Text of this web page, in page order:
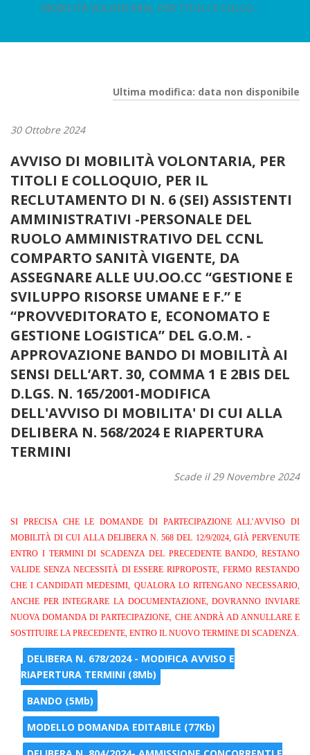
MOBILITÀ VOLONTARIA, PER TITOLI E COLLO...
Ultima modifica: data non disponibile
30 Ottobre 2024
AVVISO DI MOBILITÀ VOLONTARIA, PER
TITOLI E COLLOQUIO, PER IL
RECLUTAMENTO DI N. 6 (SEI) ASSISTENTI
AMMINISTRATIVI -PERSONALE DEL
RUOLO AMMINISTRATIVO DEL CCNL
COMPARTO SANITÀ VIGENTE, DA
ASSEGNARE ALLE UU.OO.CC “GESTIONE E
SVILUPPO RISORSE UMANE E F.” E
“PROVVEDITORATO E, ECONOMATO E
GESTIONE LOGISTICA” DEL G.O.M. -
APPROVAZIONE BANDO DI MOBILITÀ AI
SENSI DELL’ART. 30, COMMA 1 E 2BIS DEL
D.LGS. N. 165/2001-MODIFICA
DELL'AVVISO DI MOBILITA' DI CUI ALLA
DELIBERA N. 568/2024 E RIAPERTURA
TERMINI
Scade il 29 Novembre 2024
SI PRECISA CHE LE DOMANDE DI PARTECIPAZIONE ALL’AVVISO DI
MOBILITÀ DI CUI ALLA DELIBERA N. 568 DEL 12/9/2024, GIÀ PERVENUTE
ENTRO I TERMINI DI SCADENZA DEL PRECEDENTE BANDO, RESTANO
VALIDE SENZA NECESSITÀ DI ESSERE RIPROPOSTE, FERMO RESTANDO
CHE I CANDIDATI MEDESIMI, QUALORA LO RITENGANO NECESSARIO,
ANCHE PER INTEGRARE LA DOCUMENTAZIONE, DOVRANNO INVIARE
NUOVA DOMANDA DI PARTECIPAZIONE, CHE ANDRÀ AD ANNULLARE E
SOSTITUIRE LA PRECEDENTE, ENTRO IL NUOVO TERMINE DI SCADENZA.
DELIBERA N. 678/2024 - MODIFICA AVVISO E
RIAPERTURA TERMINI (8Mb)
BANDO (5Mb)
MODELLO DOMANDA EDITABILE (77Kb)